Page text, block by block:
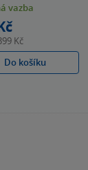
vazba
Kč
Do košíku